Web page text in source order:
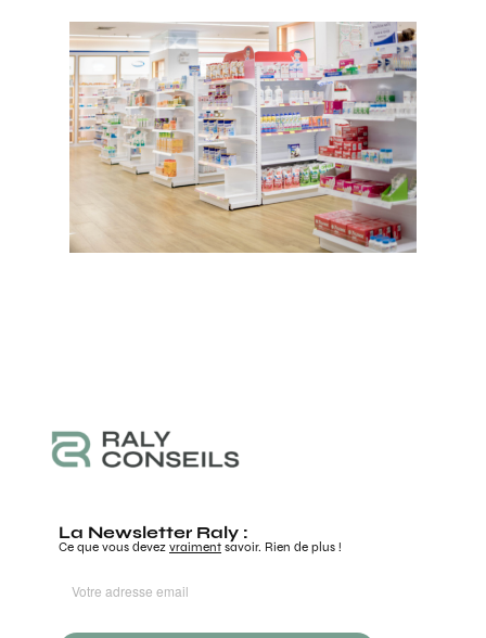
La Newsletter Raly :
Ce que vous devez vraiment savoir. Rien de plus !